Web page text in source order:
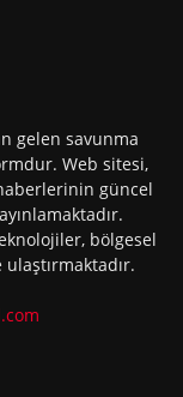
gelen savunma
Web sitesi,
güncel
bölgesel
ulaştırmaktadır.